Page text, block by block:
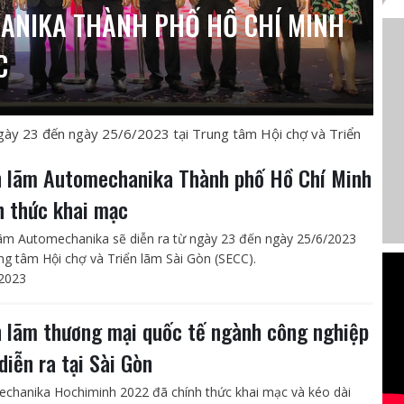
THÀNH PHỐ HỒ CHÍ MINH
23 đến ngày 25/6/2023 tại Trung tâm Hội chợ và Triển
lãm Automechanika Thành phố Hồ Chí Minh
thức khai mạc
Automechanika sẽ diễn ra từ ngày 23 đến ngày 25/6/2023
tâm Hội chợ và Triển lãm Sài Gòn (SECC).
lãm thương mại quốc tế ngành công nghiệp
ra tại Sài Gòn
Hochiminh 2022 đã chính thức khai mạc và kéo dài